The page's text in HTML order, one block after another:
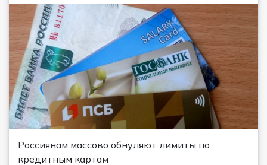
Россиянам массово обнуляют лимиты по
кредитным картам